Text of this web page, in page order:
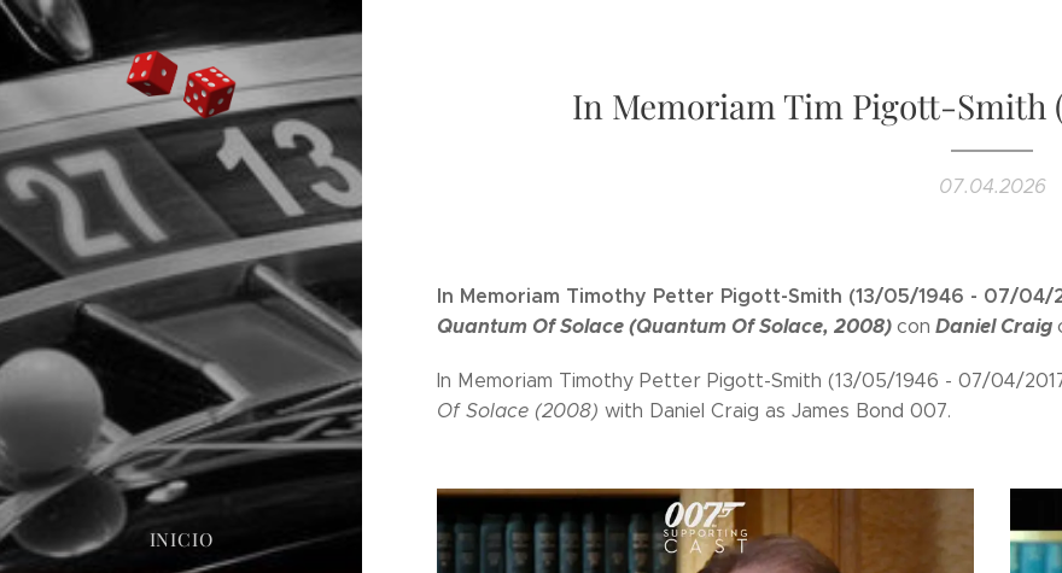
INICIO
In Memoriam Tim Pigott-Smith
07.04.2026
In Memoriam Timothy Petter Pigott-Smith (13/05/1946 - 07/04/
Quantum Of Solace (Quantum Of Solace, 2008) con Daniel Craig
In Memoriam Timothy Petter Pigott-Smith (13/05/1946 - 07/04/
Of Solace (2008) with Daniel Craig as James Bond 007.